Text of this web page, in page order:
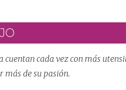
cuentan cada vez con más
de su pasión.